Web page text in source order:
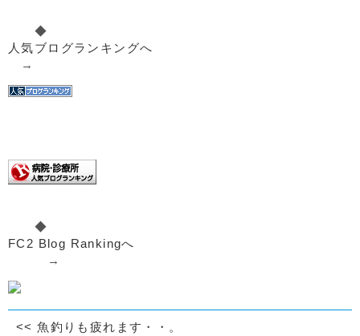
◆
人気ブログランキングへ
→
◆
FC2 Blog Rankingへ
→
<< 魚釣りも疲れます・・。